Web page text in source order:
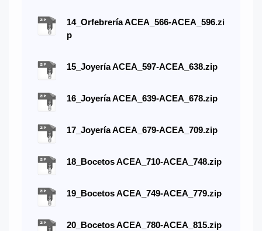
14_Orfebrería ACEA_566-ACEA_596.zi
p
15_Joyería ACEA_597-ACEA_638.zip
16_Joyería ACEA_639-ACEA_678.zip
17_Joyería ACEA_679-ACEA_709.zip
18_Bocetos ACEA_710-ACEA_748.zip
19_Bocetos ACEA_749-ACEA_779.zip
20_Bocetos ACEA_780-ACEA_815.zip